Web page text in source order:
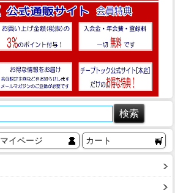
マイページ カート